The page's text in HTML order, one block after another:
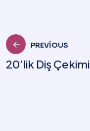
PREVIOUS
20’lik Diş Çekimi